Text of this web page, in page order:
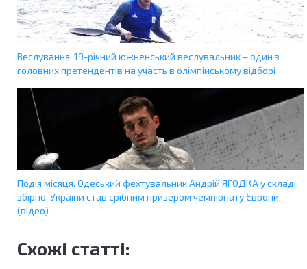
Веслування. 19-річний южненський веслувальник – один з
головних претендентів на участь в олімпійському відборі
Подія місяця. Одеський фехтувальник Андрій ЯГОДКА у складі
збірної України став срібним призером чемпіонату Європи
(відео)
Схожі статті: